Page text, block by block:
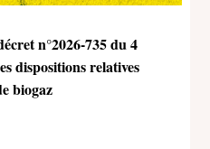
n°2026-735 du 4
dispositions relatives
biogaz